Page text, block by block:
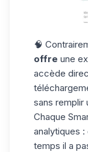
🧠
offre une
accède
sans remplir
Chaque
analytiques :
temps il a